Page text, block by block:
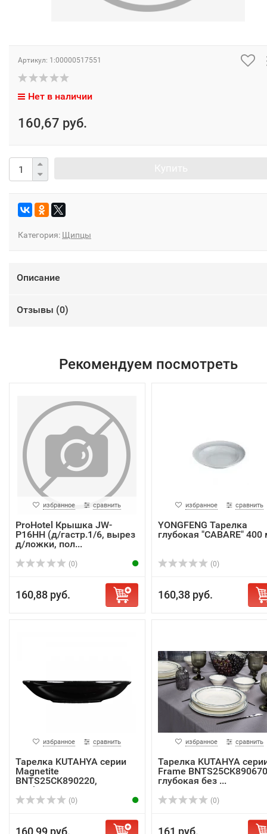
Артикул: 1:00000517551
Нет в наличии
160,67 руб.
Категория: Щипцы
Описание
Отзывы (0)
Рекомендуем посмотреть
избранное сравнить
ProHotel Крышка JW-
P16HH (д/гастр.1/6, вырез
д/ложки, пол...
(0)
160,88 руб.
избранное сравнить
YONGFENG Тарелка
глубокая "CABARE" 400
(0)
160,38 руб.
избранное сравнить
Тарелка KUTAHYA серии
Magnetite
BNTS25CK890220,
глубокая ...
(0)
160,99 руб.
избранное сравнить
Тарелка KUTAHYA
Frame
глубокая без ...
(0)
161 руб.